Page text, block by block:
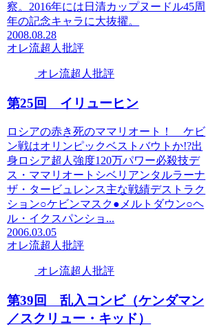
察。2016年には日清カップヌードル45周
年の記念キャラに大抜擢。
2008.08.28
オレ流超人批評
オレ流超人批評
第25回 イリューヒン
ロシアの赤き死のママリオート！ ケビ
ン戦はオリンピックベストバウトか!?出
身ロシア超人強度120万パワー必殺技デ
ス・ママリオートシベリアンタルラーナ
ザ・タービュレンス主な戦績デストラク
ション○ケビンマスク●メルトダウン○ヘ
ル・イクスパンショ...
2006.03.05
オレ流超人批評
オレ流超人批評
第39回 乱入コンビ（ケンダマン
／スクリュー・キッド）